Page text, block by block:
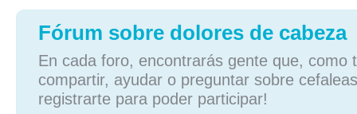
Fórum sobre dolores de cabeza
En cada foro, encontrarás gente que, como
compartir, ayudar o preguntar sobre
registrarte para poder participar!